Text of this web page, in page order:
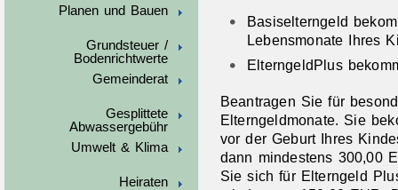
Planen und Bauen
Grundsteuer /
Bodenrichtwerte
Gemeinderat
Gesplittete
Abwassergebühr
Umwelt & Klima
Heiraten
Basiselterngeld
Lebensmonate Ihres
ElterngeldPlus
Beantragen Sie für
Elterngeldmonate. Sie
vor der Geburt Ihres
dann mindestens 300,00
Sie sich für Elterngeld